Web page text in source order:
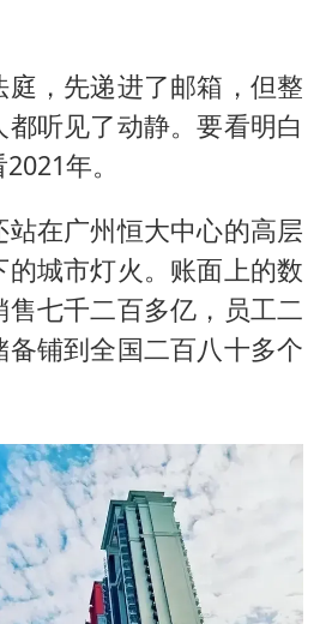
，先递进了邮箱，但整
听见了动静。要看明白
年。
站在广州恒大中心的高层
的城市灯火。账面上的数
七千二百多亿，员工二
铺到全国二百八十多个